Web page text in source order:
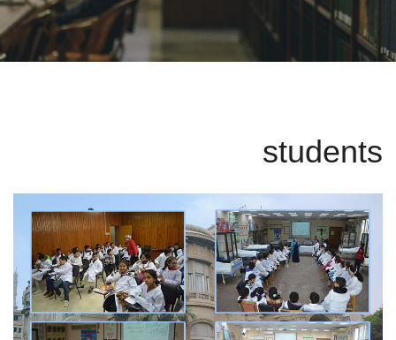
الشئون الأكاديمية
البحث العلمي
الأنظمة الذكية
الإعلام
تواصل معنا
students